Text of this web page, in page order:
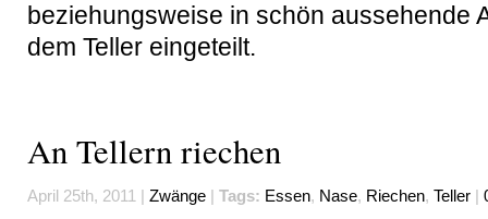
beziehungsweise in schön aussehende
dem Teller eingeteilt.
An Tellern riechen
April 25th, 2011 | Zwänge | Tags: Essen, Nase, Riechen, Teller |